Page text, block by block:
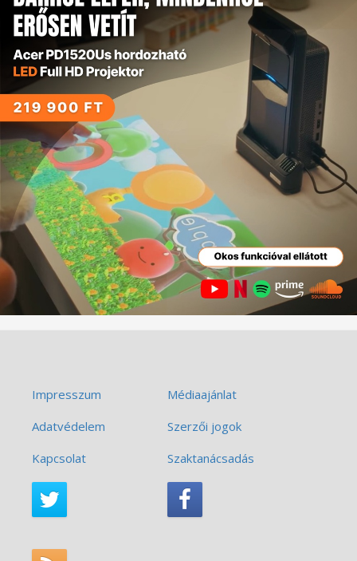
Impresszum
Médiaajánlat
Adatvédelem
Szerzői jogok
Kapcsolat
Szaktanácsadás